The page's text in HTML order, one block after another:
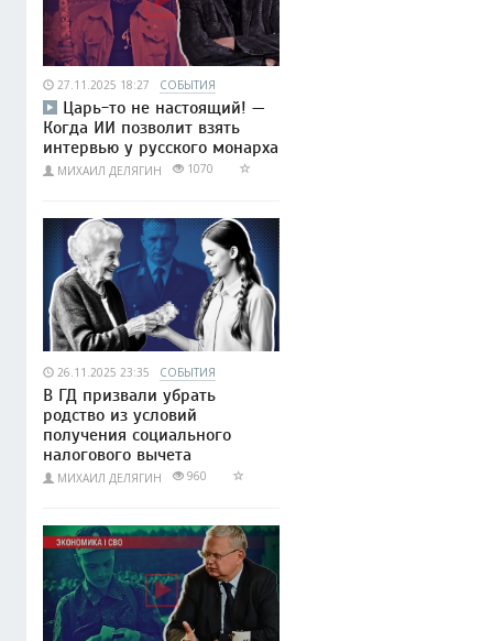
27.11.2025 18:27 СОБЫТИЯ
Царь-то не настоящий! —
Когда ИИ позволит взять
интервью у русского монарха
МИХАИЛ ДЕЛЯГИН 1070
26.11.2025 23:35 СОБЫТИЯ
В ГД призвали убрать
родство из условий
получения социального
налогового вычета
МИХАИЛ ДЕЛЯГИН 960